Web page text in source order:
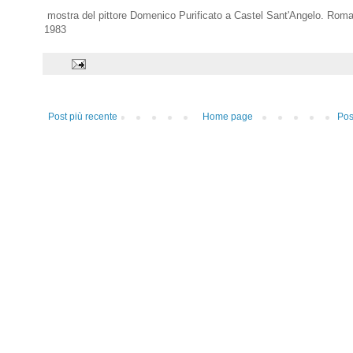
mostra del pittore Domenico Purificato a Castel Sant'Angelo.
1983
Post più recente Home page